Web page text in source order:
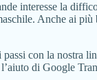
interesse la
Anche ai
con la nostra
di Google